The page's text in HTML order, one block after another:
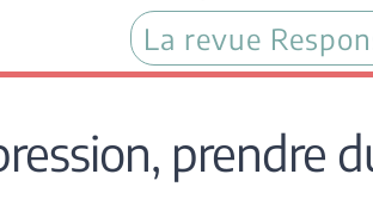
La revue
prendre